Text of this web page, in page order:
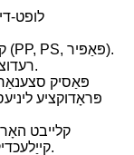
לופט-
קאָמפּאַטיבל מיט נאָרמאַלע טאַץ מאַטעריאַלן (PP, PS, פּאַפּיר).
רעדוצירט מאַנועלע אַרבעט קעגן האַנט-פאַרזיגלען.
פּאַסיק
פּראָדוקציע
קלייבט
קייַלעכדיק-שניט פֿאַר פּינקטלעכקייט און וויזועלע אַפּיל.